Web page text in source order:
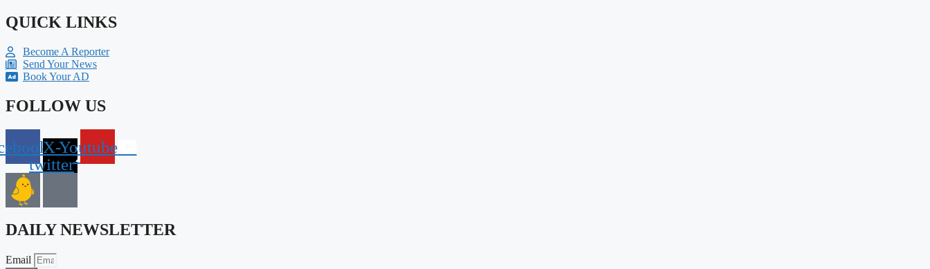
QUICK LINKS
Become A Reporter
Send Your News
Book Your AD
FOLLOW US
X-
twitter
Youtube
DAILY NEWSLETTER
Email